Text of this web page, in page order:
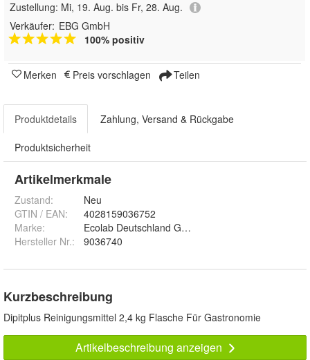
Zustellung: Mi, 19. Aug. bis Fr, 28. Aug.
Verkäufer: EBG GmbH
100% positiv
Merken Preis vorschlagen Teilen
Produktdetails Zahlung, Versand & Rückgabe
Produktsicherheit
Artikelmerkmale
Zustand:
Neu
GTIN / EAN:
4028159036752
Marke:
Ecolab Deutschland GmbH
Hersteller Nr.:
9036740
Kurzbeschreibung
Dipitplus Reinigungsmittel 2,4 kg Flasche Für Gastronomie
Artikelbeschreibung anzeigen